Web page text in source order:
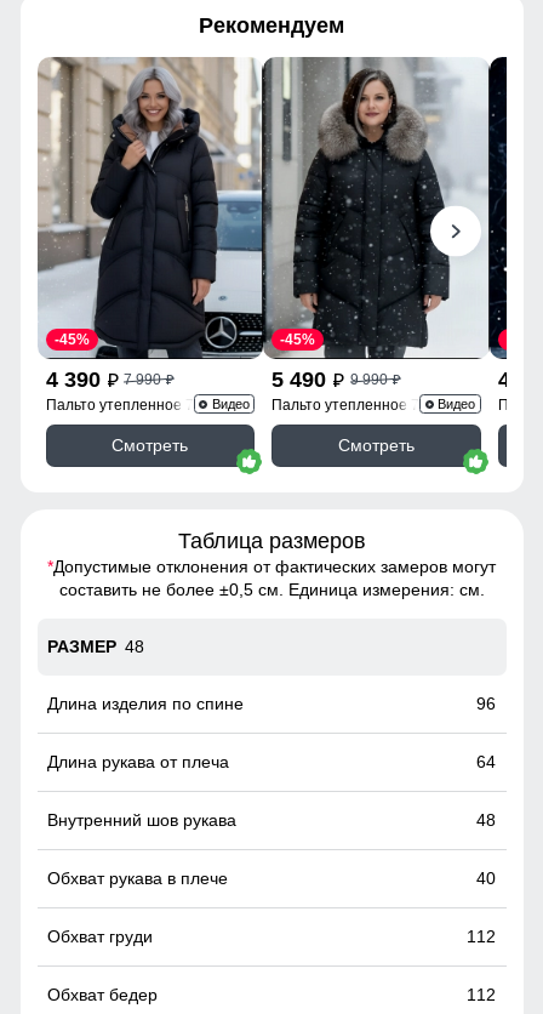
Рекомендуем
4 390 p 7 990p
-45%
Пальто утепленное 7747Ch
Видео
Смотреть
5 490 p 9 990p
-45%
Пальто утепленное 7745Ch
Видео
Смотреть
4
Таблица размеров
*Допустимые отклонения от фактических замеров могут
составить не более ±0,5 см. Единица измерения: см.
48
96
64
48
40
112
112